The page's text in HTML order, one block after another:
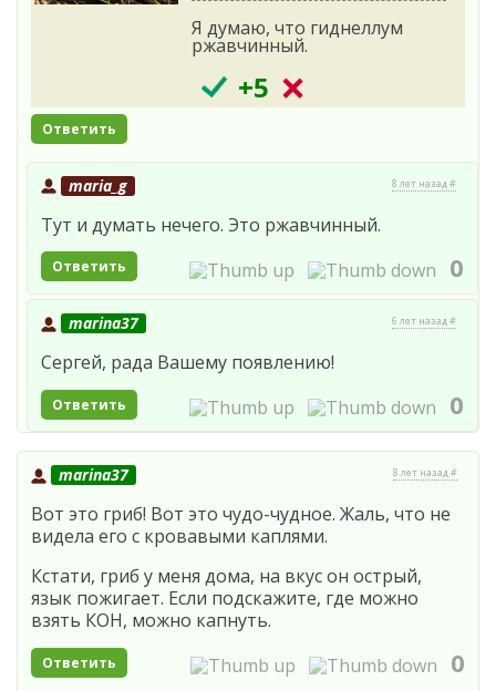
Я думаю, что гиднеллум
ржавчинный.
+5
Ответить
maria_g 8 лет назад #
Тут и думать нечего. Это ржавчинный.
Ответить 0
marina37 6 лет назад #
Сергей, рада Вашему появлению!
Ответить 0
marina37 8 лет назад #
Вот это гриб! Вот это чудо-чудное. Жаль, что не
видела его с кровавыми каплями.
Кстати, гриб у меня дома, на вкус он острый,
язык пожигает. Если подскажите, где можно
взять КОН, можно капнуть.
Ответить 0